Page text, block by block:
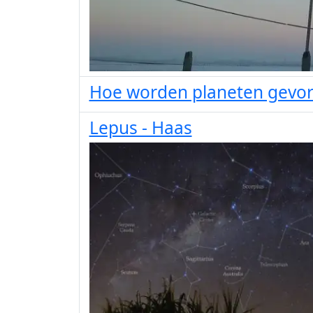
Hoe worden planeten
Lepus - Haas